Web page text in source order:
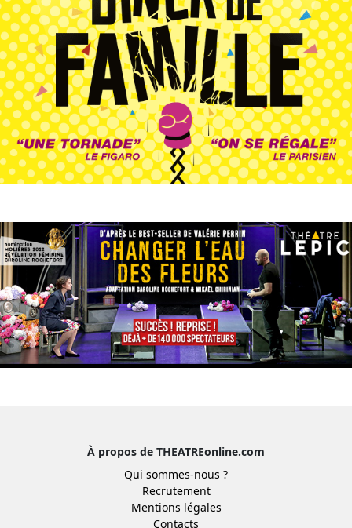
À propos de THEATREonline.com
Qui sommes-nous ?
Recrutement
Mentions légales
Contacts